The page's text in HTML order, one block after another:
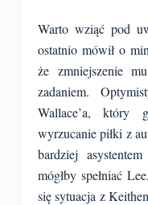
Warto wziąć pod
ostatnio mówił o
że zmniejszenie
zadaniem.
Wallace’a, który
wyrzucanie piłki z
bardziej
mógłby spełniać
się sytuacja z